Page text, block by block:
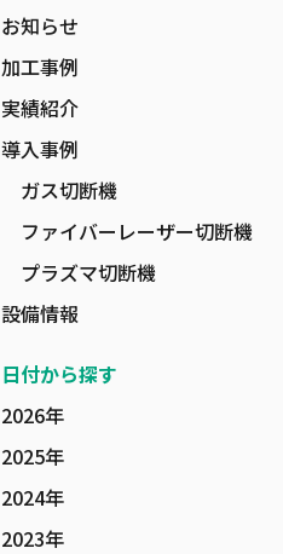
お知らせ
加工事例
実績紹介
導入事例
ガス切断機
ファイバーレーザー切断機
プラズマ切断機
設備情報
日付から探す
2026年
2025年
2024年
2023年